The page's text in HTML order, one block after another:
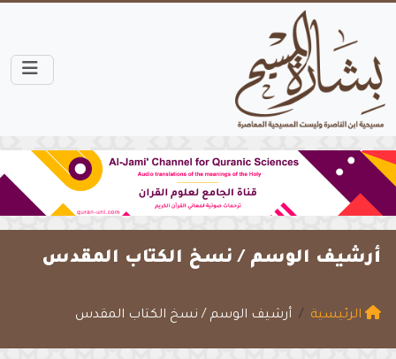
أرشيف الوسم / نسخ الكتاب المقدس
الرئيسية أرشيف الوسم / نسخ الكتاب المقدس